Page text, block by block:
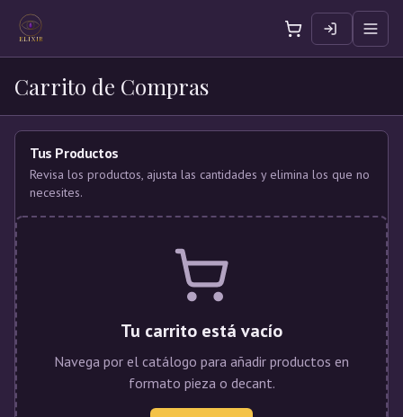
ELIXIR
Elixir Carrito de compras
Carrito de Compras
Tus Productos
Revisa los productos, ajusta las cantidades y elimina los que no
necesites.
Tu carrito está vacío
Navega por el catálogo para añadir productos en
formato pieza o decant.